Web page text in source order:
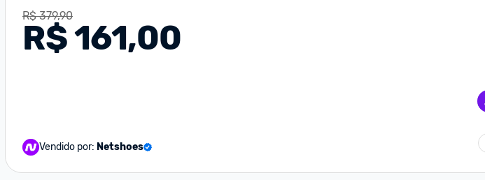
R$ 379,90
R$ 161,00
Vendido por: Netshoes